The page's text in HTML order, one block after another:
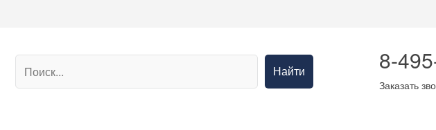
Найти 8-
Заказать